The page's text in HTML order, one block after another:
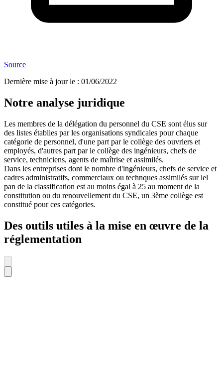
Source
Dernière mise à jour le : 01/06/2022
Notre analyse juridique
Les membres de la délégation du personnel du CSE sont élus sur
des listes établies par les organisations syndicales pour chaque
catégorie de personnel, d'une part par le collège des ouvriers et
employés, d'autres part par le collège des ingénieurs, chefs de
service, techniciens, agents de maîtrise et assimilés.
Dans les entreprises dont le nombre d'ingénieurs, chefs de service et
cadres administratifs, commerciaux ou technques assimilés sur lel
pan de la classification est au moins égal à 25 au moment de la
constitution ou du renouvellement du CSE, un 3ème collège est
constitué pour ces catégories.
Des outils utiles à la mise en œuvre de la
réglementation